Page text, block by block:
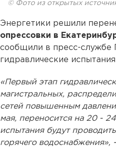
© Фото из открытых
Энергетики решили
опрессовки в
сообщили в пресс-
гидравлические
«Первый этап
магистральных,
сетей повышенным
мая, переносится на 20 -
испытания будут
горячего водоснабжения»,